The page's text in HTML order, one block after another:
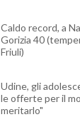
Caldo record, a
Gorizia 40
Friuli)
Udine, gli
le offerte per il
meritarlo"